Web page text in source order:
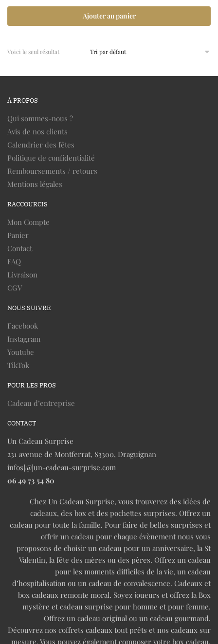
Ajouter au panier
Voici le seul résultat
À PROPOS
Qui sommes-nous ?
Avis de nos clients
Calendrier des fêtes
Politique de confidentialité
Remboursements / retours
Mentions légales
RACCOURCIS
Mon Compte
Panier
Contact
FAQ
Livraison
CGV
NOUS SUIVRE
Facebook
Instagram
Youtube
TikTok
POUR LES PROS
Cadeau d’entreprise
CONTACT
Un Cadeau Surprise
231 avenue de Montferrat, 83300, Draguignan
infos[@]un-cadeau-surprise.com
06 49 73 54 80
Chez Un Cadeau Surprise, vous trouverez des idées de
cadeaux, des box et des pochettes surprises. Offrez un
cadeau pour toute la famille. Pour faire de belles surprises et
offrir un cadeau pour chaque évènement nous vous
proposons de choisir un cadeau pour un anniversaire, la St
Valentin, la fête des mères ou des pères. Offrez un cadeau
pour les moments difficiles de la vie, un cadeau
d’hospitalisation ou un cadeau de convalescence. Cadeaux et
box cadeaux remonte moral. Soyez joueurs et offrez la Box
mystère et cadeau surprise pour homme et pour femme.
Offrez un cadeau original ou un cadeau gourmand.
Découvrez nos coffrets cadeaux tout prêts et nos cadeaux sur
mesure. Vous pouvez également composer votre box cadeau.